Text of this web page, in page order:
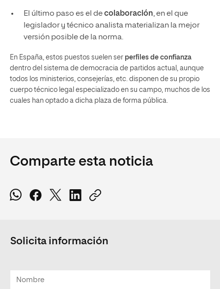
El último paso es el decolaboración, en el que
legislador y técnico analista materializan la mejor
versión posible de la norma.
En España, estos puestos suelen ser perfiles de confianza
dentro del sistema de democracia de partidos actual, aunque
todos los ministerios, consejerías, etc. disponen de su propio
cuerpo técnico legal especializado en su campo, muchos de los
cuales han optado a dicha plaza de forma pública.
Comparte esta noticia
Solicita información